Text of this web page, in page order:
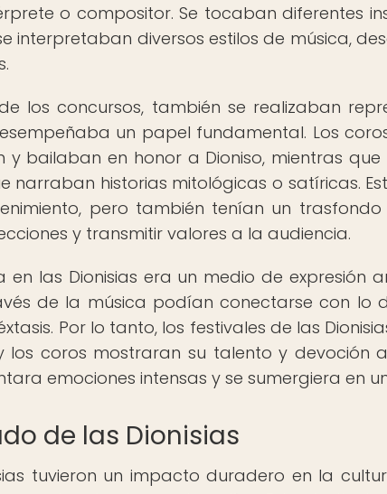
o compositor. Se tocaban diferentes
interpretaban diversos estilos de música,
los concursos, también se realizaban
un papel fundamental. Los
y bailaban en honor a Dioniso, mientras
narraban historias mitológicas o satíricas.
pero también tenían un
y transmitir valores a la audiencia.
en las Dionisias era un medio de expresión
de la música podían conectarse con lo
Por lo tanto, los festivales de las
los coros mostraran su talento y devoción
emociones intensas y se sumergiera en
de las Dionisias
tuvieron un impacto duradero en la